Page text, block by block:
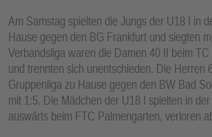
Am Samstag spielten die Jungs der U18 I in
Hause gegen den BG Frankfurt und siegten
Verbandsliga waren die Damen 40 II beim
und trennten sich unentschieden. Die Herren
Gruppenliga zu Hause gegen den BW Bad
mit 1:5. Die Mädchen der U18 I spielten in
auswärts beim FTC Palmengarten, verloren